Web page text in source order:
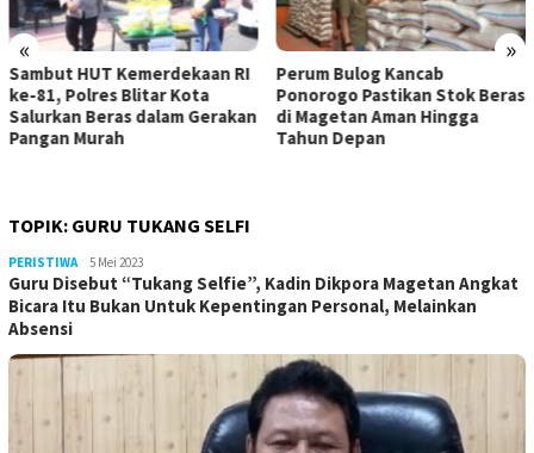
« »
HUT Kemerdekaan RI
Polres Blitar Kota
Beras dalam Gerakan
Murah
Perum Bulog Kancab
Ponorogo Pastikan Stok Beras
di Magetan Aman Hingga
Tahun Depan
Lokal
TOPIK: GURU TUKANG SELFI
PERISTIWALilikAbdi
5 Mei 2023
Guru Disebut “Tukang Selfie”, Kadin Dikpora Magetan Angkat
Bicara Itu Bukan Untuk Kepentingan Personal, Melainkan
Absensi